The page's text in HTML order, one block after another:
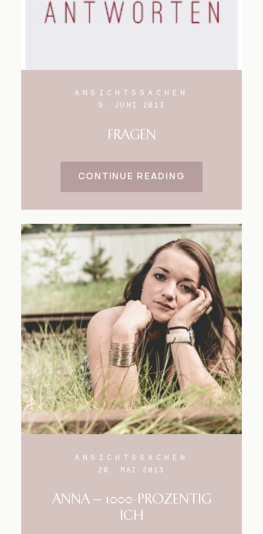
ANSICHTSSACHEN
9. JUNI 2013
FRAGEN
CONTINUE READING
ANSICHTSSACHEN
20. MAI 2013
ANNA – 1000-PROZENTIG
ICH